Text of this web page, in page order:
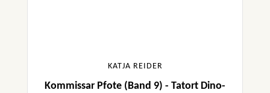
KATJA REIDER
Kommissar Pfote (Band 9) - Tatort Dino-